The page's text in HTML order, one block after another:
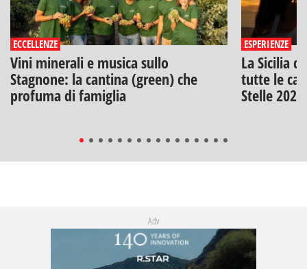
ECCELLENZE
Vini minerali e musica sullo
Stagnone: la cantina (green) che
profuma di famiglia
ESPERIENZE
La Sicilia
tutte le
Stelle
Adv